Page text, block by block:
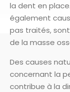
la dent en
également
pas traités,
de la masse
Des causes
concernant la
contribue à la